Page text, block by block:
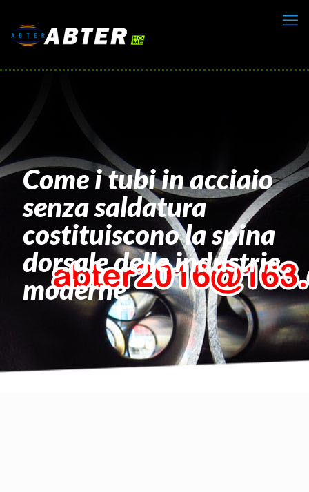
Come i tubi in acciaio
senza saldatura
costituiscono la spina
dorsale delle industrie
moderne